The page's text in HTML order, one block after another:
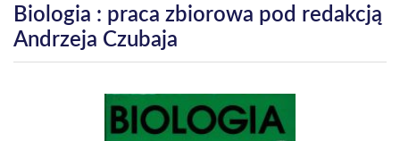
Biologia : praca zbiorowa pod redakcją
Andrzeja Czubaja